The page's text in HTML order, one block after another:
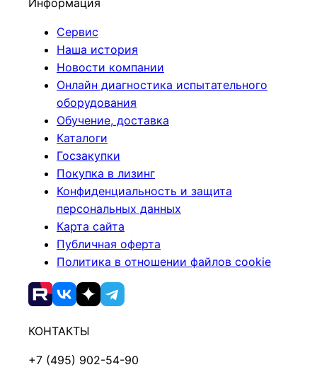
Информация
Сервис
Наша история
Новости компании
Онлайн диагностика испытательного
оборудования
Обучение, доставка
Каталоги
Госзакупки
Покупка в лизинг
Конфиденциальность и защита
персональных данных
Карта сайта
Публичная оферта
Политика в отношении файлов cookie
КОНТАКТЫ
+7 (495) 902-54-90